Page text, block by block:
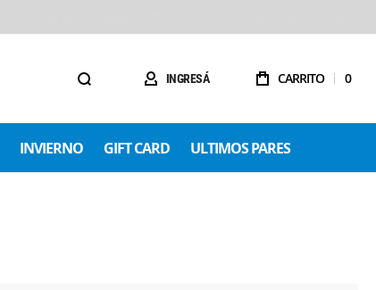
INGRESÁ CARRITO 0
INVIERNO GIFT CARD ULTIMOS PARES